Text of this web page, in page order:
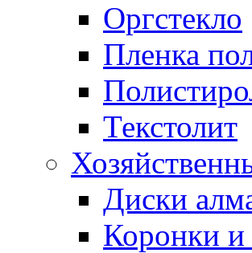
Оргстекло
Пленка
Текстолит
Диски
Коронки